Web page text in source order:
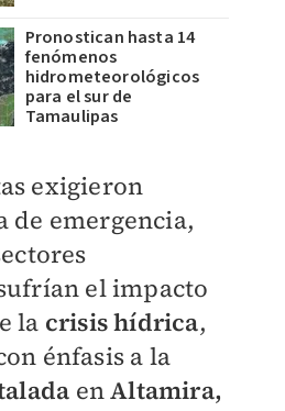
Pronostican hasta 14
fenómenos
hidrometeorológicos
para el sur de
Tamaulipas
exigieron
de emergencia,
el impacto
la crisis hídrica,
énfasis a la
enAltamira,